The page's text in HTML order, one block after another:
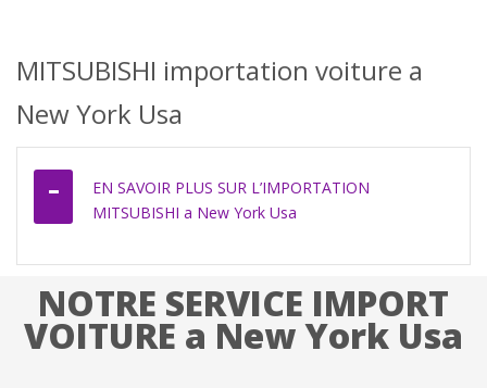
MITSUBISHI importation voiture a
New York Usa
EN SAVOIR PLUS SUR L’IMPORTATION
MITSUBISHI a New York Usa
NOTRE SERVICE IMPORT
VOITURE a New York Usa